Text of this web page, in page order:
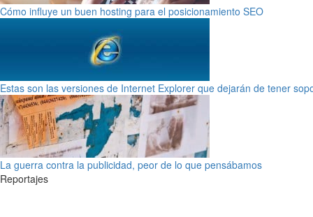
Cómo influye un buen hosting para el posicionamiento SEO
Estas son las versiones de Internet Explorer que dejarán de tener
La guerra contra la publicidad, peor de lo que pensábamos
Reportajes